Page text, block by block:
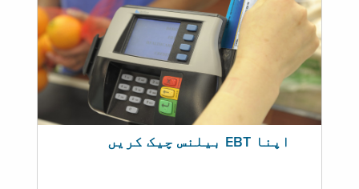
اپنا EBT بیلنس چیک کریں